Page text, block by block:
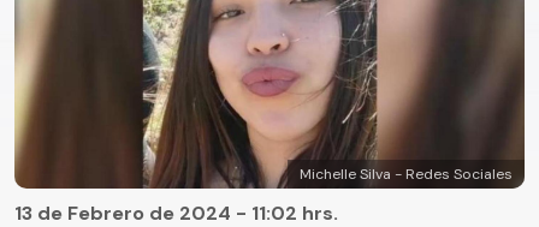
Michelle Silva - Redes Sociales
13 de Febrero de 2024 - 11:02 hrs.